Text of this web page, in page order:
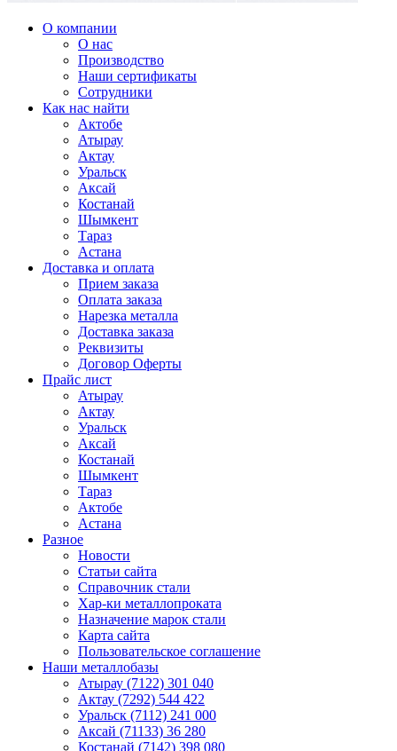
О компании
О нас
Производство
Наши сертификаты
Сотрудники
Как нас найти
Актобе
Атырау
Актау
Уральск
Аксай
Костанай
Шымкент
Тараз
Астана
Доставка и оплата
Прием заказа
Оплата заказа
Нарезка металла
Доставка заказа
Реквизиты
Договор Оферты
Прайс лист
Атырау
Актау
Уральск
Аксай
Костанай
Шымкент
Тараз
Актобе
Астана
Разное
Новости
Статьи сайта
Справочник стали
Хар-ки металлопроката
Назначение марок стали
Карта сайта
Пользовательское соглашение
Наши металлобазы
Атырау (7122) 301 040
Актау (7292) 544 422
Уральск (7112) 241 000
Аксай (71133) 36 280
Костанай (7142) 398 080